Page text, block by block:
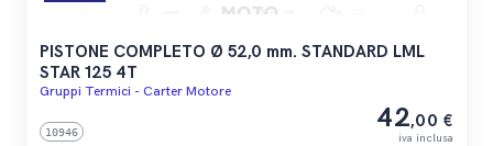
PISTONE COMPLETO Ø 52,0 mm. STANDARD LML
STAR 125 4T
Gruppi Termici - Carter Motore
10946 42,00 €
iva inclusa